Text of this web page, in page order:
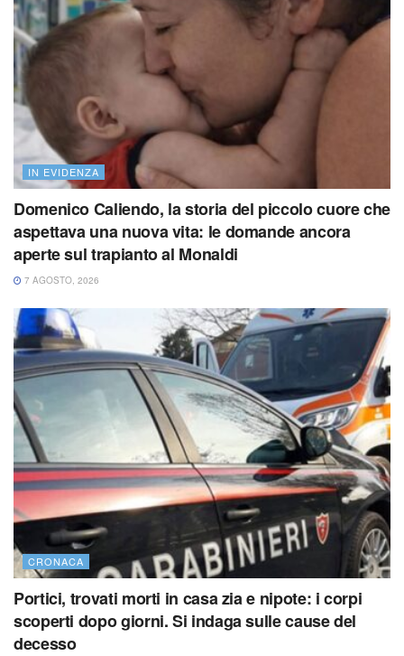
IN EVIDENZA
Domenico Caliendo, la storia del piccolo cuore che
aspettava una nuova vita: le domande ancora
aperte sul trapianto al Monaldi
7 AGOSTO, 2026
CRONACA
Portici, trovati morti in casa zia e nipote: i corpi
scoperti dopo giorni. Si indaga sulle cause del
decesso